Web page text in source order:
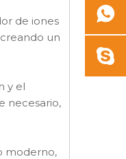
de iones
un
y el
necesario,
moderno,